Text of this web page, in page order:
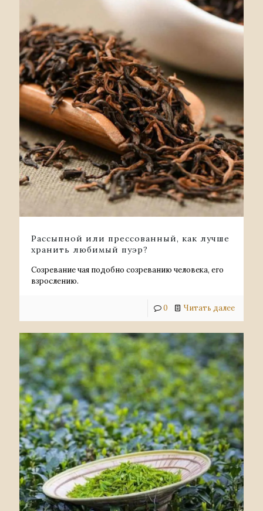
Рассыпной или прессованный, как лучше
хранить любимый пуэр?
Созревание чая подобно созреванию человека, его
взрослению.
0 Читать далее